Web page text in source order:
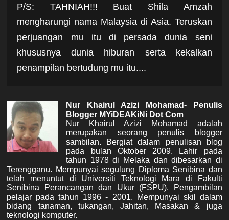
P/S: TAHNIAH!!! Buat Shila Amzah
mengharungi nama Malaysia di Asia. Teruskan
perjuangan mu itu di persada dunia seni
khususnya dunia hiburan serta kekalkan
penampilan bertudung mu itu....
Nur Khairul Azizi Mohamad- Penulis
Blogger MYiDEAKiNi Dot Com
Nur Khairul Azizi Mohamad adalah
merupakan seorang penulis blogger
sambilan. Bergiat dalam penulisan blog
pada bulan Oktober 2009. Lahir pada
tahun 1978 di Melaka dan dibesarkan di
Terengganu. Mempunyai segulung Diploma Senibina dan
telah menuntut di Universiti Teknologi Mara di Fakulti
Senibina Perancangan dan Ukur (FSPU). Pengambilan
pelajar pada tahun 1996 - 2001. Mempunyai skil dalam
bidang tanaman, tukangan, Jahitan, Masakan & juga
teknologi komputer.